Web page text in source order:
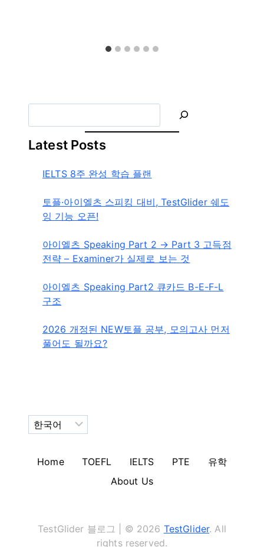
e
a
r
Latest Posts
IELTS 8주 완성 학습 플랜
토플·아이엘츠 스피킹 대비, TestGlider 쉐도
잉 기능 오픈!
아이엘츠 Speaking Part 2 → Part 3 고득점
전략 – Examiner가 실제로 보는 것
아이엘츠 Speaking Part2 큐카드 B-E-F-L
구조
2026 개정된 NEW토플 공부, 모의고사 먼저
풀어도 될까요?
Choose
a
Home
TOEFL IELTS PTE
유학
About Us
TestGlider 블로그 | © 2026 TestGlider. All
rights reserved.